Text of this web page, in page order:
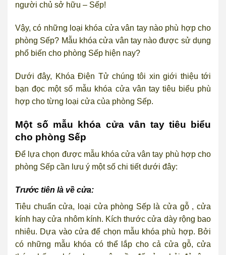
người chủ sở hữu – Sếp!
Vậy, có những loại khóa cửa vân tay nào phù hợp cho
phòng Sếp? Mẫu khóa cửa vân tay nào được sử dụng
phổ biến cho phòng Sếp hiện nay?
Dưới đây, Khóa Điện Tử chúng tôi xin giới thiệu tới
bạn đọc một số mẫu khóa cửa vân tay tiêu biểu phù
hợp cho từng loại cửa của phòng Sếp.
Một số mẫu khóa cửa vân tay tiêu biểu
cho phòng Sếp
Để lựa chọn được mẫu khóa cửa vân tay phù hợp cho
phòng Sếp cần lưu ý một số chi tiết dưới đây:
Trước tiên là về cửa:
Tiêu chuẩn cửa, loại cửa phòng Sếp là cửa gỗ , cửa
kính hay cửa nhôm kính. Kích thước cửa dày rộng bao
nhiêu. Dựa vào cửa để chọn mẫu khóa phù hợp. Bởi
có những mẫu khóa có thể lắp cho cả cửa gỗ, cửa